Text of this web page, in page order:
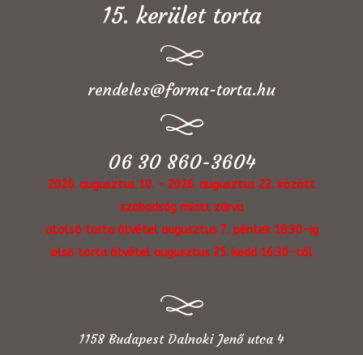
15. kerület torta
rendeles@forma-torta.hu
06 30 860-3604
2026. augusztus 10. - 2026. augusztus 22. között
szabadság miatt zárva
utolsó torta átvétel augusztus 7. péntek 18:30-ig
első torta átvétel augusztus 25. kedd 16:30-tól
1158 Budapest Dalnoki Jenő utca 4